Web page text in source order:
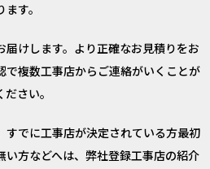
す。
届けします。より正確なお見積りをお
で複数工事店からご連絡がいくことが
さい。
すでに工事店が決定されている方最初
い方などへは、弊社登録工事店の紹介